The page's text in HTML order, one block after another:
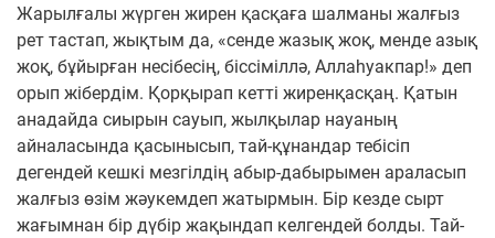
Жарылғалы жүрген жирен қасқаға шалманы жалғыз
рет тастап, жықтым да, «сенде жазық жоқ, менде азық
жоқ, бұйырған несібесің, біссіміллә, Аллаһуакпар!» деп
орып жібердім. Қорқырап кетті жиренқасқаң. Қатын
анадайда сиырын сауып, жылқылар науаның
айналасында қасынысып, тай-құнандар тебісіп
дегендей кешкі мезгілдің абыр-дабырымен араласып
жалғыз өзім жәукемдеп жатырмын. Бір кезде сырт
жағымнан бір дүбір жақындап келгендей болды. Тай-